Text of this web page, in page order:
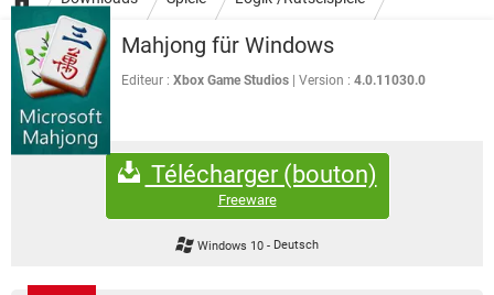
ANDROID IOS
WINDOWS 10 INSTAGRAM
WHATSAPP TIKTOK
FACEBOOK
SPIELE
ANDROID
WINDOWS 10
WHATSAPP
HARDWARE
DOWNLOADS
SPIELE STREAMING
ANDROID
WINDOWS 10 INSTAGRAM
TIKTOK
FORUM
SPIELE
IOS
INSTAGRAM
TIKTOK
FACEBOOK
LEXIKON
STREAMING
Mahjong für Windows
Editeur : Xbox Game Studios Version : 4.0.11030.0
Télécharger (bouton)
Freeware
Windows 10- Deutsch